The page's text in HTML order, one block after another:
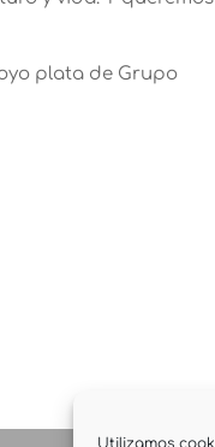
Utilizamos
plata de Grupo